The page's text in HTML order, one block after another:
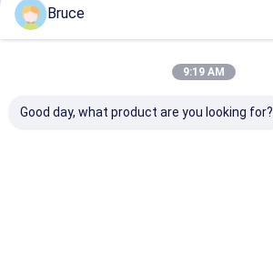
Bruce
9:19 AM
Good day, what product are you looking for?